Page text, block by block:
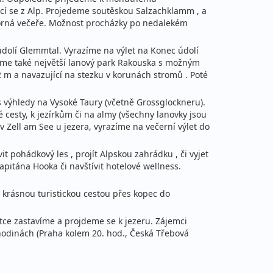
z Alp. Projedeme soutěskou Salzachklamm , a
večeře. Možnost procházky po nedalekém
Glemmtal. Vyrazíme na výlet na Konec údolí
také největší lanový park Rakouska s možným
a navazující na stezku v korunách stromů . Poté
na Vysoké Taury (včetně Grossglockneru).
k jezírkům či na almy (všechny lanovky jsou
am See u jezera, vyrazíme na večerní výlet do
pohádkový les , projít Alpskou zahrádku , či vyjet
Hooka či navštívit hotelové wellness.
turistickou cestou přes kopec do
zastavíme a projdeme se k jezeru. Zájemci
(Praha kolem 20. hod., Česká Třebová